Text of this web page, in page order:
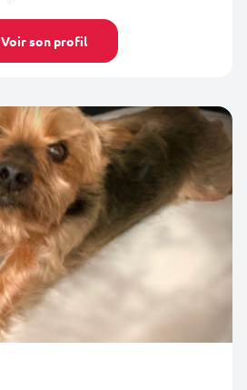
Voir son profil